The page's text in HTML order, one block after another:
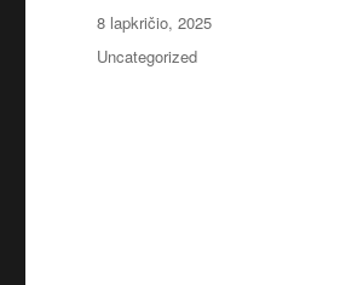
Paskelbta
8 lapkričio, 2025
Kategorijos
Uncategorized